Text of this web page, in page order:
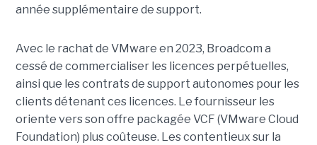
année supplémentaire de support.
Avec le rachat de VMware en 2023, Broadcom a
cessé de commercialiser les licences perpétuelles,
ainsi que les contrats de support autonomes pour les
clients détenant ces licences. Le fournisseur les
oriente vers son offre packagée VCF (VMware Cloud
Foundation) plus coûteuse. Les contentieux sur la